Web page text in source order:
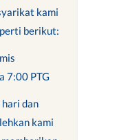
kami
berikut:
7:00 PTG
dan
kami